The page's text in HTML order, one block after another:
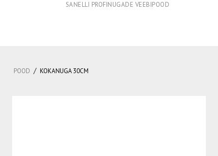
SANELLI PROFINUGADE VEEBIPOOD
POOD / KOKANUGA 30CM